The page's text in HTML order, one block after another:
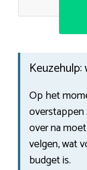
Op het
overstappen
over na
velgen, wat
budget is.